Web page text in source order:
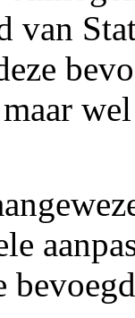
van